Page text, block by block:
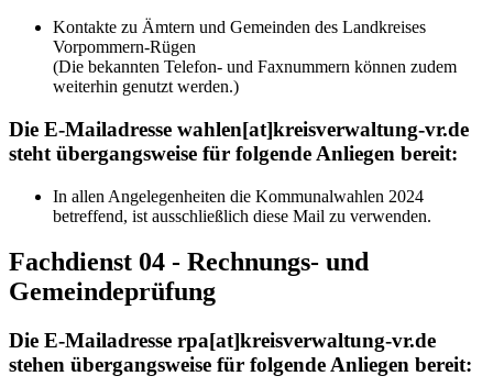
Kontakte zu Ämtern und Gemeinden des Landkreises
Vorpommern-Rügen
(Die bekannten Telefon- und Faxnummern können zudem
weiterhin genutzt werden.)
Die E-Mailadresse wahlen[at]kreisverwaltung-vr.de
steht übergangsweise für folgende Anliegen bereit:
In allen Angelegenheiten die Kommunalwahlen 2024
betreffend, ist ausschließlich diese Mail zu verwenden.
Fachdienst 04 - Rechnungs- und
Gemeindeprüfung
Die E-Mailadresse rpa[at]kreisverwaltung-vr.de
stehen übergangsweise für folgende Anliegen bereit: